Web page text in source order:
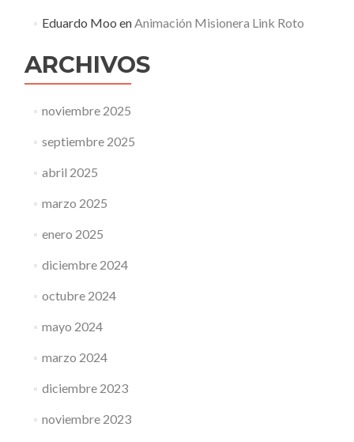
Eduardo Moo enAnimación Misionera Link Roto
ARCHIVOS
noviembre 2025
septiembre 2025
abril 2025
marzo 2025
enero 2025
diciembre 2024
octubre 2024
mayo 2024
marzo 2024
diciembre 2023
noviembre 2023